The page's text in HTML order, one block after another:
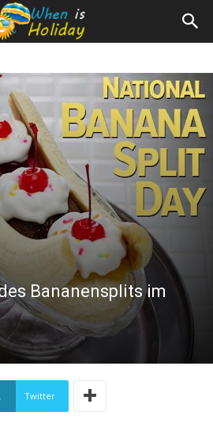
Bananensplits im
Twitter